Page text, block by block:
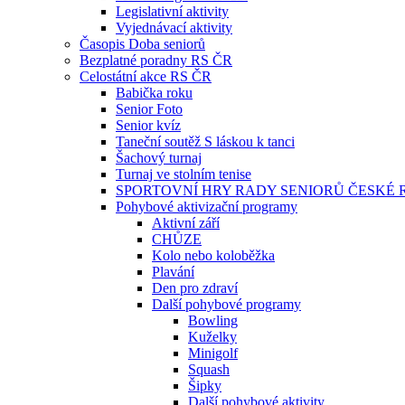
Legislativní aktivity
Vyjednávací aktivity
Časopis Doba seniorů
Bezplatné poradny RS ČR
Celostátní akce RS ČR
Babička roku
Senior Foto
Senior kvíz
Taneční soutěž S láskou k tanci
Šachový turnaj
Turnaj ve stolním tenise
SPORTOVNÍ HRY RADY SENIORŮ ČESKÉ
Pohybové aktivizační programy
Aktivní září
CHŮZE
Kolo nebo koloběžka
Plavání
Den pro zdraví
Další pohybové programy
Bowling
Kuželky
Minigolf
Squash
Šipky
Další pohybové aktivity